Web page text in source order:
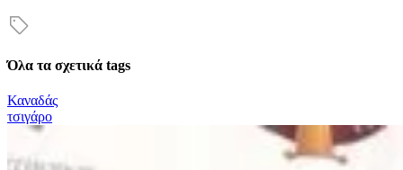
Όλα τα σχετικά tags
Καναδάς
τσιγάρο